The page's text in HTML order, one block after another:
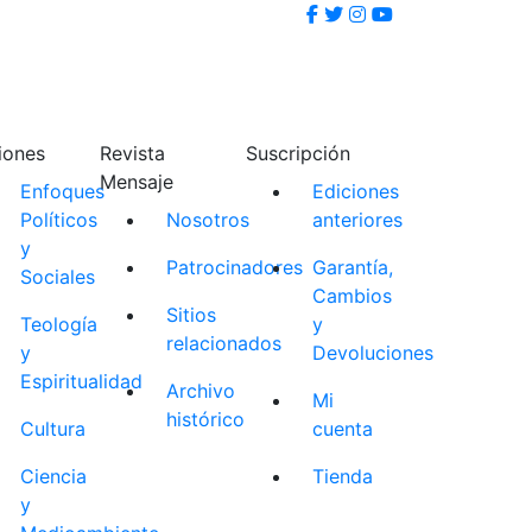
Enfoques
Políticos
y
Sociales
Teología
y
Espiritualidad
Cultura
Ciencia
y
Revista
Mensaje
Nosotros
Patrocinadores
Sitios
relacionados
Archivo
histórico
Suscripción
Ediciones
anteriores
Garantía,
Cambios
y
Devoluciones
Mi
cuenta
Tienda